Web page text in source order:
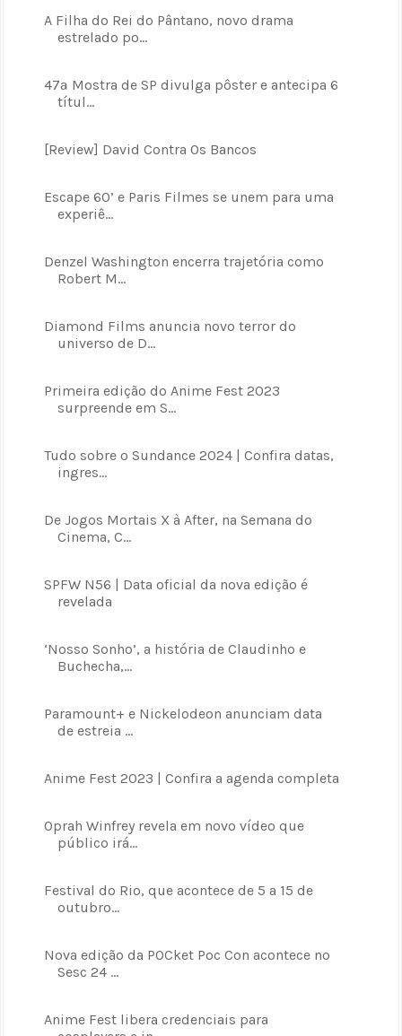
A Filha do Rei do Pântano, novo drama
estrelado po...
47ª Mostra de SP divulga pôster e antecipa 6
títul...
[Review] David Contra Os Bancos
Escape 60’ e Paris Filmes se unem para uma
experiê...
Denzel Washington encerra trajetória como
Robert M...
Diamond Films anuncia novo terror do
universo de D...
Primeira edição do Anime Fest 2023
surpreende em S...
Tudo sobre o Sundance 2024 | Confira datas,
ingres...
De Jogos Mortais X à After, na Semana do
Cinema, C...
SPFW N56 | Data oficial da nova edição é
revelada
‘Nosso Sonho’, a história de Claudinho e
Buchecha,...
Paramount+ e Nickelodeon anunciam data
de estreia ...
Anime Fest 2023 | Confira a agenda completa
Oprah Winfrey revela em novo vídeo que
público irá...
Festival do Rio, que acontece de 5 a 15 de
outubro...
Nova edição da POCket Poc Con acontece no
Sesc 24 ...
Anime Fest libera credenciais para